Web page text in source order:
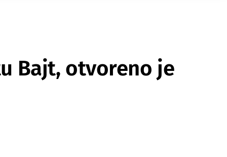
Bajt, otvoreno je